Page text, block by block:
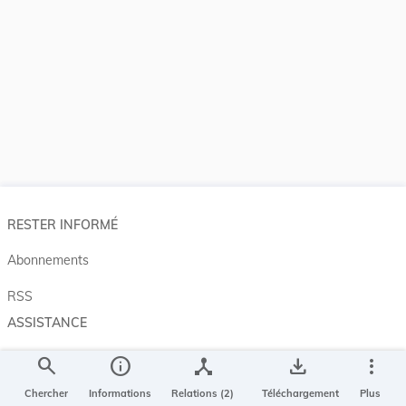
search
Chercher
info
Informations
device_hub
Relations (2)
save_alt
Téléchargement
more_vert
Plus
RESTER INFORMÉ
Abonnements
RSS
ASSISTANCE
Aide et à propos
Projet Casemates